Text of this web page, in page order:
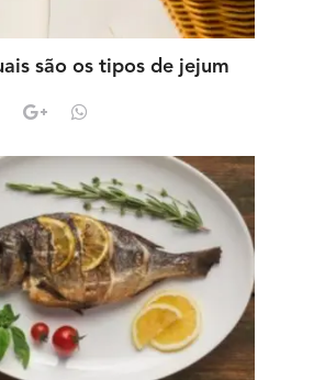
são os tipos de jejum